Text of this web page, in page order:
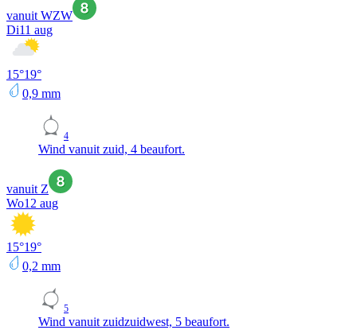
vanuit WZW
Di11 aug
15°19°
0,9 mm
4
Wind vanuit zuid, 4 beaufort.
vanuit Z
Wo12 aug
15°19°
0,2 mm
5
Wind vanuit zuidzuidwest, 5 beaufort.